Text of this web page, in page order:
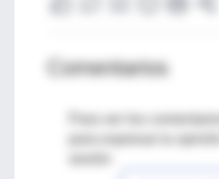
Comentarios
Para ver los